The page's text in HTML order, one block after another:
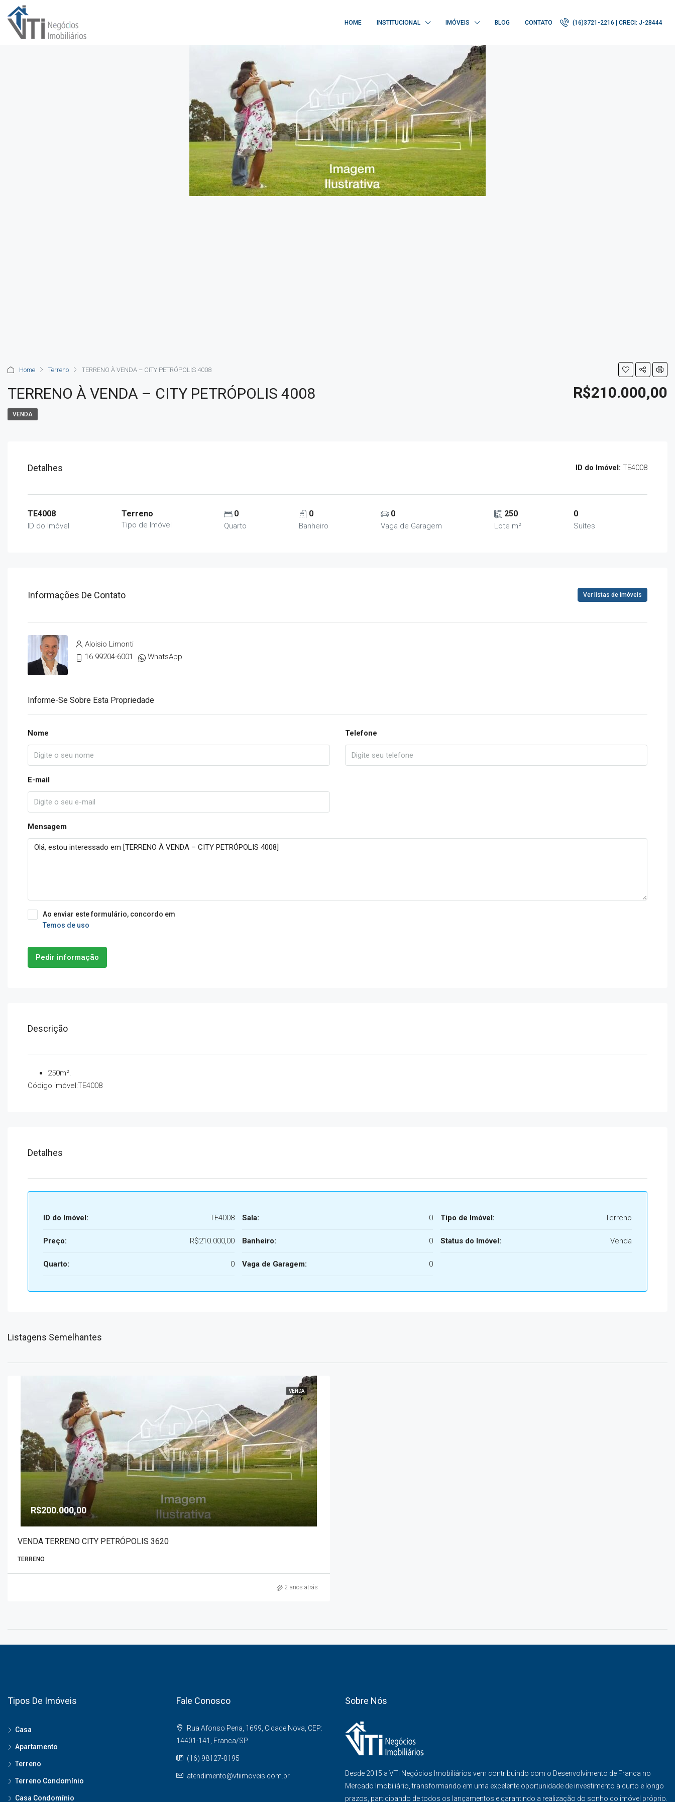
HOME INSTITUCIONAL IMÓVEIS BLOG CONTATO (16)3721-2216 | CRECI: J-28444
Home Terreno TERRENO À VENDA – CITY PETRÓPOLIS 4008
TERRENO À VENDA – CITY PETRÓPOLIS 4008 R$210.000,00
VENDA
Detalhes ID do Imóvel: TE4008
TE4008
ID do Imóvel
Terreno
Tipo de Imóvel
0
Quarto
0
Banheiro
0
Vaga de Garagem
250
Lote m²
0
Suítes
Informações De Contato Ver listas de imóveis
Aloisio Limonti
16 99204-6001
WhatsApp
Informe-Se Sobre Esta Propriedade
Nome Telefone
E-mail
Mensagem
Ao enviar este formulário, concordo em
Temos de uso
Pedir informação
Descrição
250m².
Código imóvel:TE4008
Detalhes
ID do Imóvel: TE4008
Preço: R$210.000,00
Quarto: 0
Sala: 0
Banheiro: 0
Vaga de Garagem: 0
Tipo de Imóvel: Terreno
Status do Imóvel: Venda
Listagens Semelhantes
VENDA
R$200.000,00
VENDA TERRENO CITY PETRÓPOLIS 3620
TERRENO
2 anos atrás
Tipos De Imóveis
Casa
Apartamento
Terreno
Terreno Condomínio
Casa Condomínio
Fale Conosco
Rua Afonso Pena, 1699, Cidade Nova, CEP:
14401-141, Franca/SP
(16) 98127-0195
atendimento@vtiimoveis.com.br
Sobre Nós
Desde 2015 a VTI Negócios Imobiliários vem contribuindo com o Desenvolvimento de Franca no
Mercado Imobiliário, transformando em uma excelente oportunidade de investimento a curto e longo
prazos, participando de todos os lançamentos e garantindo a realização do sonho do imóvel próprio.